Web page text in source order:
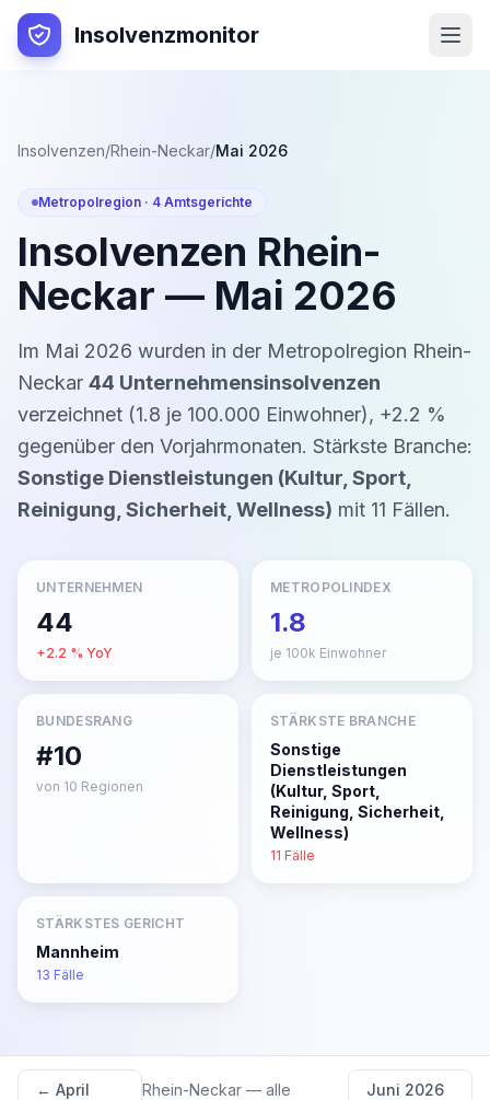
Insolvenzmonitor
Insolvenzen/Rhein-Neckar/Mai 2026
Metropolregion · 4 Amtsgerichte
Insolvenzen Rhein-
Neckar — Mai 2026
Im Mai 2026 wurden in der Metropolregion Rhein-
Neckar 44 Unternehmensinsolvenzen
verzeichnet (1.8 je 100.000 Einwohner), +2.2 %
gegenüber den Vorjahrmonaten. Stärkste Branche:
Sonstige Dienstleistungen (Kultur, Sport,
Reinigung, Sicherheit, Wellness) mit 11 Fällen.
UNTERNEHMEN
44
+2.2 % YoY
METROPOLINDEX
1.8
je 100k Einwohner
BUNDESRANG
#10
von 10 Regionen
STÄRKSTE BRANCHE
Sonstige
Dienstleistungen
(Kultur, Sport,
Reinigung, Sicherheit,
Wellness)
11 Fälle
STÄRKSTES GERICHT
Mannheim
13 Fälle
← April
Rhein-Neckar — alle
Juni 2026